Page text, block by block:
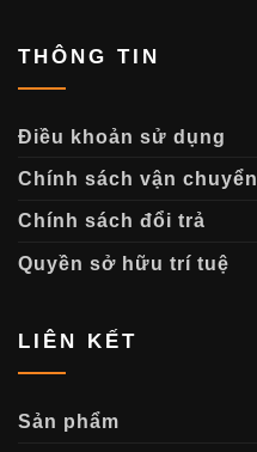
THÔNG TIN
Điều khoản sử dụng
Chính sách vận chuyển
Chính sách đổi trả
Quyền sở hữu trí tuệ
LIÊN KẾT
Sản phẩm